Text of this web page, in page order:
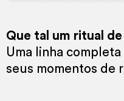
,
Que tal um ritual
Uma linha
seus momentos de